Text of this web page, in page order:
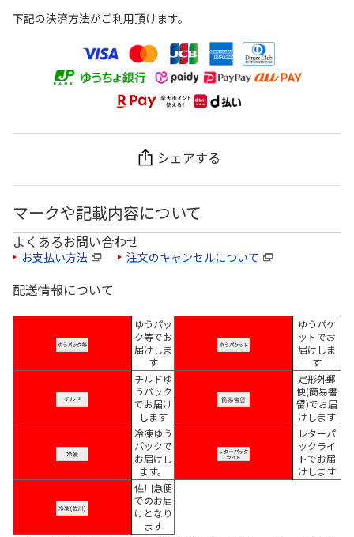
下記の決済方法がご利用頂けます。
シェアする
マークや記載内容について
よくあるお問い合わせ
お支払い方法 注文のキャンセルについて
配送情報について
ゆうパッ
ク等でお
届けしま
す
ゆうパケ
ットでお
届けしま
す
チルドゆ
うパック
でお届け
します
定形外郵
便(簡易書
留)でお届
けします
冷凍ゆう
パックで
お届けし
ます。
レターパ
ックライ
トでお届
けします
佐川急便
でのお届
けとなり
ます